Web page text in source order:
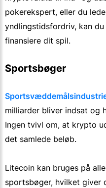
pokerekspert, eller du
yndlingstidsfordriv, kan
finansiere dit spil.
Sportsbøger
milliarder bliver indsat og
Ingen tvivl om, at krypto
det samlede beløb.
Litecoin kan bruges på
sportsbøger, hvilket giver